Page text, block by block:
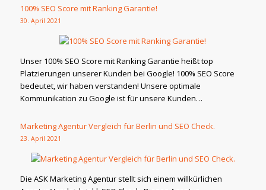
100% SEO Score mit Ranking Garantie!
30. April 2021
Unser 100% SEO Score mit Ranking Garantie heißt top
Platzierungen unserer Kunden bei Google! 100% SEO Score
bedeutet, wir haben verstanden! Unsere optimale
Kommunikation zu Google ist für unsere Kunden…
Marketing Agentur Vergleich für Berlin und SEO Check.
23. April 2021
Die ASK Marketing Agentur stellt sich einem willkürlichen